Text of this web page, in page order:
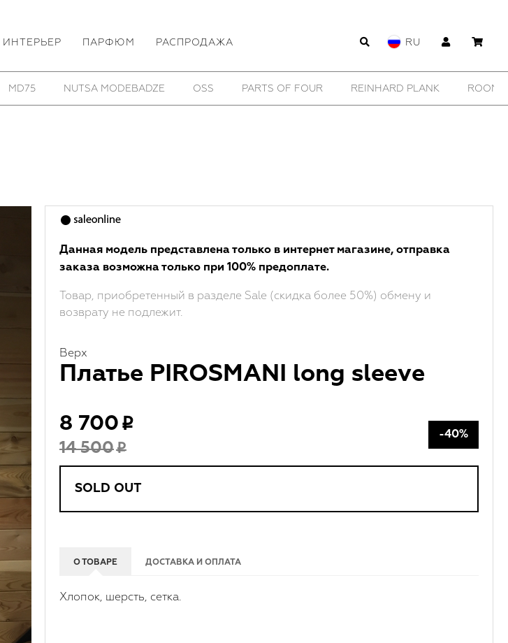
ИНТЕРЬЕР ПАРФЮМ РАСПРОДАЖА RU
MD75 NUTSA MODEBADZE OSS PARTS OF FOUR REINHARD PLANK
Данная модель представлена только в интернет магазине, отправка
заказа возможна только при 100% предоплате.
Товар, приобретенный в разделе Sale (скидка более 50%) обмену и
возврату не подлежит.
Верх
Платье PIROSMANI long sleeve
8 700
14 500
-40%
SOLD OUT
О ТОВАРЕ ДОСТАВКА И ОПЛАТА
Хлопок, шерсть, сетка.